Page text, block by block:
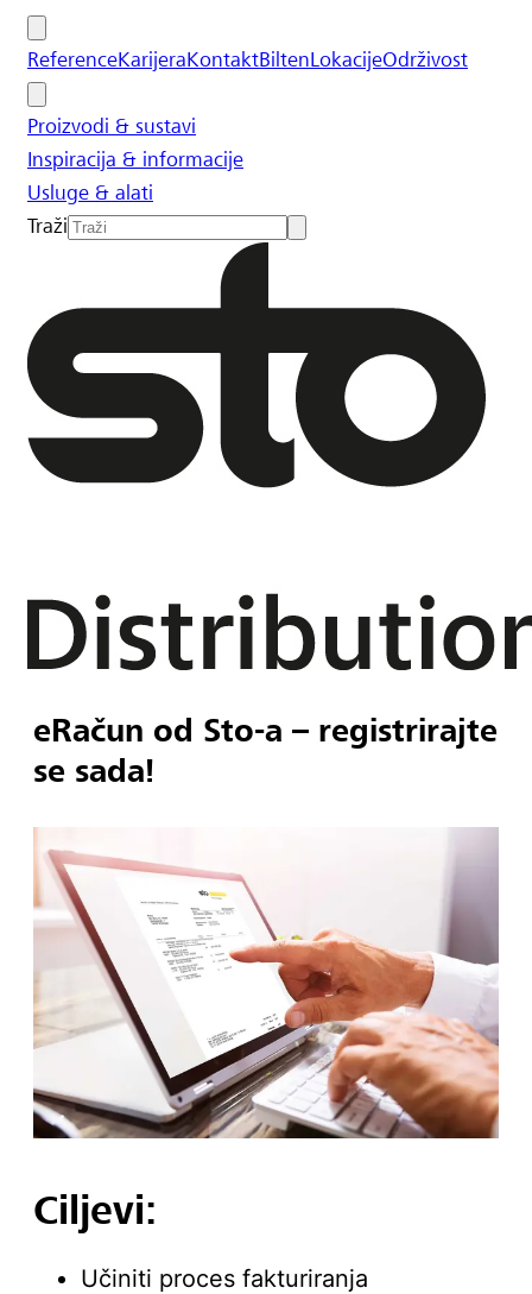
ReferenceKarijeraKontaktBiltenLokacijeOdrživost
Proizvodi & sustavi
Inspiracija & informacije
Usluge & alati
Traži
eRačun od Sto-a – registrirajte
se sada!
Ciljevi:
Učiniti proces fakturiranja